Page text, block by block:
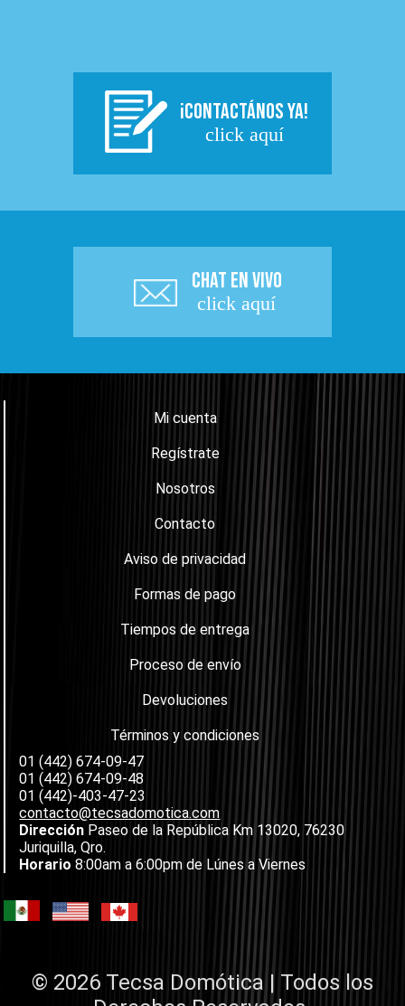
¡CONTACTÁNOS YA!
click aquí
CHAT EN VIVO
click aquí
Mi cuenta
Regístrate
Nosotros
Contacto
Aviso de privacidad
Formas de pago
Tiempos de entrega
Proceso de envío
Devoluciones
Términos y condiciones
01 (442) 674-09-47
01 (442) 674-09-48
01 (442)-403-47-23
contacto@tecsadomotica.com
Dirección Paseo de la República Km 13020, 76230
Juriquilla, Qro.
Horario 8:00am a 6:00pm de Lúnes a Viernes
© 2026 Tecsa Domótica | Todos los